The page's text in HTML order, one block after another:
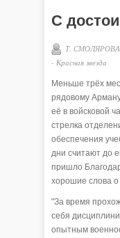
С
Т. СМОЛЯРОВА
- Красная звезда
Меньше трёх
рядовому
её в войсковой
стрелка
обеспечения
дни считают до
пришло
хорошие слова
"За время
себя
опытным